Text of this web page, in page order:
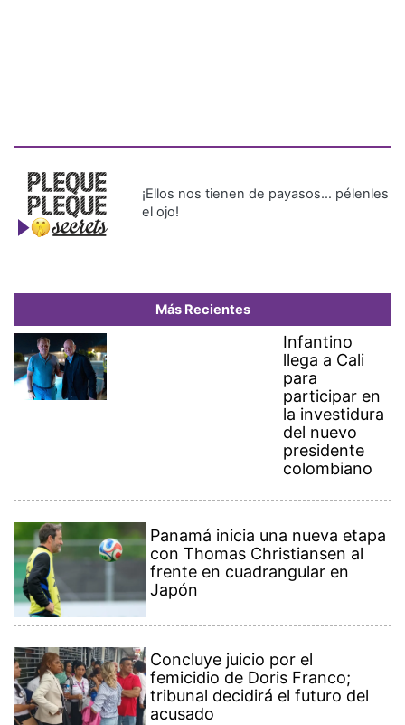
¡Ellos nos tienen de payasos… pélenles
el ojo!
Más Recientes
Infantino
llega a Cali
para
participar en
la investidura
del nuevo
presidente
colombiano
Panamá inicia una nueva etapa
con Thomas Christiansen al
frente en cuadrangular en
Japón
Concluye juicio por el
femicidio de Doris Franco;
tribunal decidirá el futuro del
acusado